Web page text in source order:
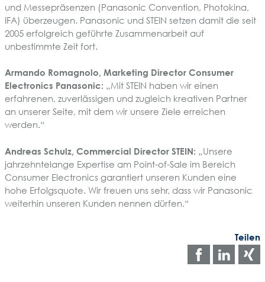
und Messepräsenzen (Panasonic Convention, Photokina,
IFA) überzeugen. Panasonic und STEIN setzen damit die seit
2005 erfolgreich geführte Zusammenarbeit auf
unbestimmte Zeit fort.
Armando Romagnolo, Marketing Director Consumer
Electronics Panasonic: „Mit STEIN haben wir einen
erfahrenen, zuverlässigen und zugleich kreativen Partner
an unserer Seite, mit dem wir unsere Ziele erreichen
werden.“
Andreas Schulz, Commercial Director STEIN: „Unsere
jahrzehntelange Expertise am Point-of-Sale im Bereich
Consumer Electronics garantiert unseren Kunden eine
hohe Erfolgsquote. Wir freuen uns sehr, dass wir Panasonic
weiterhin unseren Kunden nennen dürfen.“
Teilen
Auf
Auf